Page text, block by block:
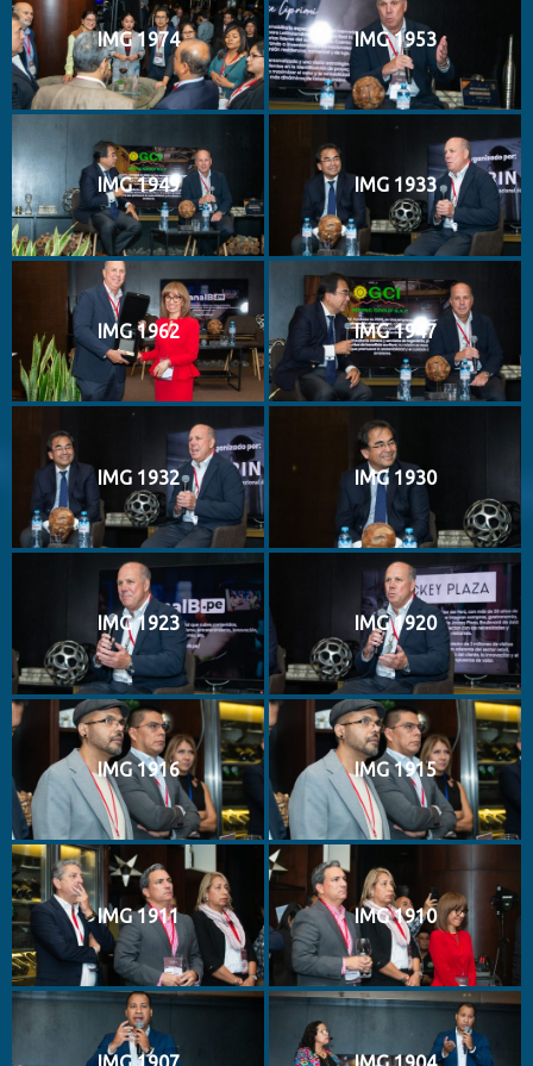
IMG 1974 IMG 1953
IMG 1949 IMG 1933
IMG 1962 IMG 1947
IMG 1932 IMG 1930
IMG 1923 IMG 1920
IMG 1916 IMG 1915
IMG 1911 IMG 1910